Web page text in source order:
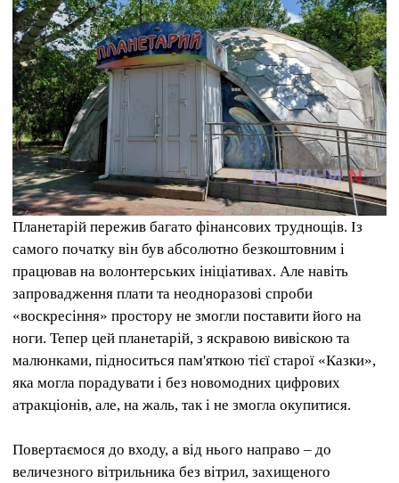
Планетарій пережив багато фінансових труднощів. Із
самого початку він був абсолютно безкоштовним і
працював на волонтерських ініціативах. Але навіть
запровадження плати та неодноразові спроби
«воскресіння» простору не змогли поставити його на
ноги. Тепер цей планетарій, з яскравою вивіскою та
малюнками, підноситься пам'яткою тієї старої «Казки»,
яка могла порадувати і без новомодних цифрових
атракціонів, але, на жаль, так і не змогла окупитися.
Повертаємося до входу, а від нього направо – до
величезного вітрильника без вітрил, захищеного